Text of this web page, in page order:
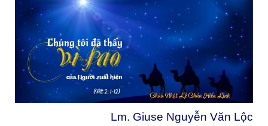
Lm. Giuse Nguyễn Văn Lộc